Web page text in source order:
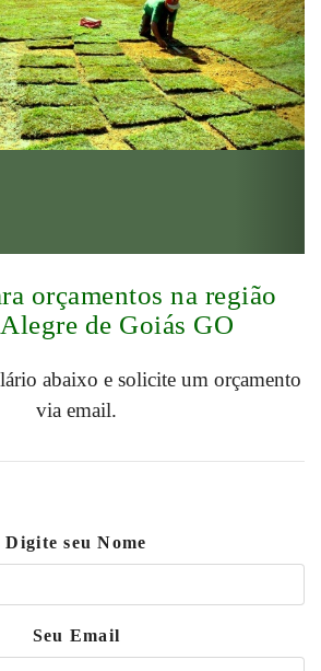
orçamentos na região
de Goiás GO
abaixo e solicite um orçamento
via email.
Digite seu Nome
Seu Email